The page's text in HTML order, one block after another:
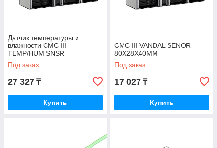
Датчик температуры и
влажности CMC III
TEMP/HUM SNSR
80X28X40MM
Под заказ
27 327 ₸
Купить
CMC III VANDAL SENOR
80X28X40MM
Под заказ
17 027 ₸
Купить